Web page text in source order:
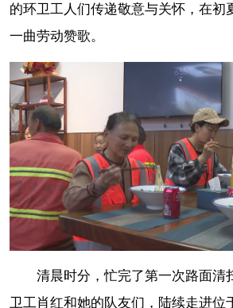
的环卫工人们传递敬意与关怀，在初
一曲劳动赞歌。
清晨时分，忙完了第一次路面清
卫工肖红和她的队友们，陆续走进位